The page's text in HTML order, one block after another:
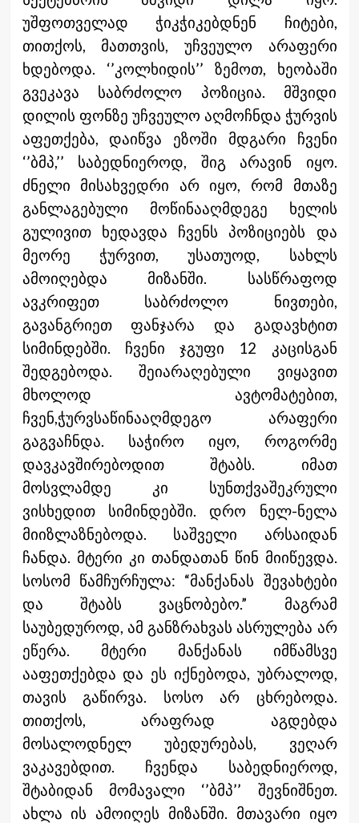
უშფოთველად ჭიკჭიკებდნენ ჩიტები,
თითქოს, მათთვის, უჩვეულო არაფერი
ხდებოდა. ‘’კოლხიდის’’ ზემოთ, ხეობაში
გვეკავა საბრძოლო პოზიცია. მშვიდი
დილის ფონზე უჩვეულო აღმოჩნდა ჭურვის
აფეთქება, დაიწვა ეზოში მდგარი ჩვენი
‘’ბმპ,’’ საბედნიეროდ, შიგ არავინ იყო.
ძნელი მისახვედრი არ იყო, რომ მთაზე
განლაგებული მოწინააღმდეგე ხელის
გულივით ხედავდა ჩვენს პოზიციებს და
მეორე ჭურვით, უსათუოდ, სახლს
ამოიღებდა მიზანში. სასწრაფოდ
ავკრიფეთ საბრძოლო ნივთები,
გავანგრიეთ ფანჯარა და გადავხტით
სიმინდებში. ჩვენი ჯგუფი 12 კაცისგან
შედგებოდა. შეიარაღებული ვიყავით
მხოლოდ ავტომატებით,
ჩვენ,ჭურვსაწინააღმდეგო არაფერი
გაგვაჩნდა. საჭირო იყო, როგორმე
დავკავშირებოდით შტაბს. იმათ
მოსვლამდე კი სუნთქვაშეკრული
ვისხედით სიმინდებში. დრო ნელ-ნელა
მიიზლაზნებოდა. საშველი არსაიდან
ჩანდა. მტერი კი თანდათან წინ მიიწევდა.
სოსომ წამჩურჩულა: “მანქანას შევახტები
და შტაბს ვაცნობებო.” მაგრამ
საუბედუროდ, ამ განზრახვას ასრულება არ
ეწერა. მტერი მანქანას იმწამსვე
ააფეთქებდა და ეს იქნებოდა, უბრალოდ,
თავის გაწირვა. სოსო არ ცხრებოდა.
თითქოს, არაფრად აგდებდა
მოსალოდნელ უბედურებას, ვეღარ
ვაკავებდით. ჩვენდა საბედნიეროდ,
შტაბიდან მომავალი ‘’ბმპ’’ შევნიშნეთ.
ახლა ის ამოიღეს მიზანში. მთავარი იყო